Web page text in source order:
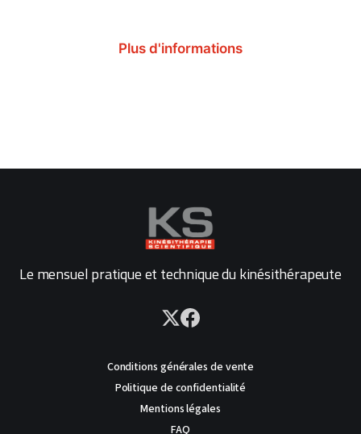
Plus d'informations
Le mensuel pratique et technique du kinésithérapeute
Conditions générales de vente
Politique de confidentialité
Mentions légales
FAQ